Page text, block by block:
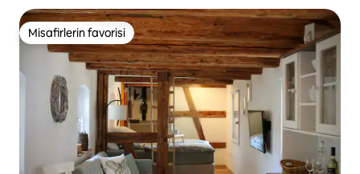
Misafirlerin favorisi
Misafirlerin favorisi